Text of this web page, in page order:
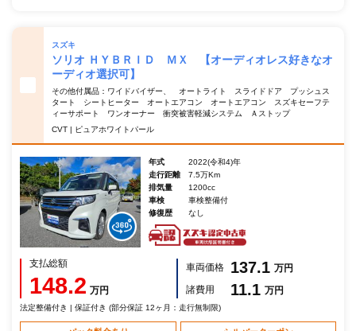
スズキ
ソリオ ＨＹＢＲＩＤ ＭＸ 【オーディオレス好きなオ
ーディオ選択可】
その他付属品：ワイドバイザー、 オートライト スライドドア プッシュス
タート シートヒーター オートエアコン オートエアコン スズキセーフテ
ィーサポート ワンオーナー 衝突被害軽減システム Ａストップ
CVT | ピュアホワイトパール
年式
2022(令和4)年
走行距離
7.5万Km
排気量
1200cc
車検
車検整備付
修復歴
なし
支払総額
148.2 万円
車両価格 137.1 万円
諸費用
11.1 万円
法定整備付き | 保証付き (部分保証 12ヶ月：走行無制限)